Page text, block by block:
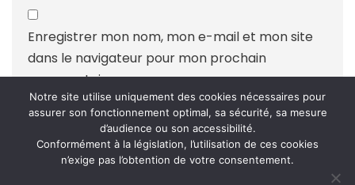
Enregistrer mon nom, mon e-mail et mon site
dans le navigateur pour mon prochain
commentaire.
Ce site utilise Akismet pour réduire les indésirables.
Notre site utilise uniquement des cookies nécessaires pour
assurer son fonctionnement optimal, sa sécurité, sa mesure
d’audience ou son accessibilité.
Conformément à la législation, l’utilisation de ces cookies
n’exige pas l’obtention de votre consentement.